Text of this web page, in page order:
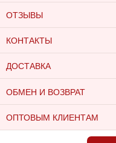
ОТЗЫВЫ
КОНТАКТЫ
ДОСТАВКА
ОБМЕН И ВОЗВРАТ
ОПТОВЫМ КЛИЕНТАМ